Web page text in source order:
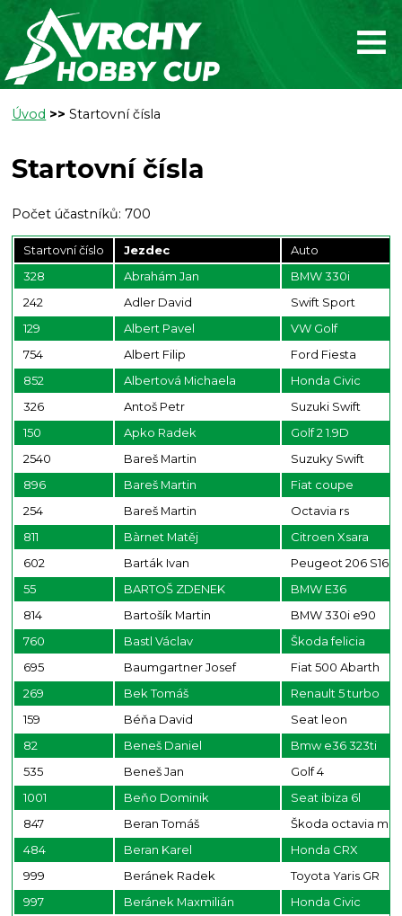
Úvod >> Startovní čísla
Startovní čísla
Počet účastníků: 700
Startovní číslo Jezdec
Auto
328
Abrahám Jan
BMW 330i
242
Adler David
Swift Sport
129
Albert Pavel
VW Golf
754
Albert Filip
Ford Fiesta
852
Albertová Michaela
Honda Civic
326
Antoš Petr
Suzuki Swift
150
Apko Radek
Golf 2 1.9D
2540
Bareš Martin
Suzuky Swift
896
Bareš Martin
Fiat coupe
254
Bareš Martin
Octavia rs
811
Bàrnet Matěj
Citroen Xsara
602
Barták Ivan
Peugeot 206 S16
55
BARTOŠ ZDENEK
BMW E36
814
Bartošík Martin
BMW 330i e90
760
Bastl Václav
Škoda felicia
695
Baumgartner Josef
Fiat 500 Abarth
269
Bek Tomáš
Renault 5 turbo
159
Béňa David
Seat leon
82
Beneš Daniel
Bmw e36 323ti
535
Beneš Jan
Golf 4
1001
Beňo Dominik
Seat ibiza 6l
847
Beran Tomáš
Škoda octavia mk1
484
Beran Karel
Honda CRX
999
Beránek Radek
Toyota Yaris GR
997
Beránek Maxmilián
Honda Civic